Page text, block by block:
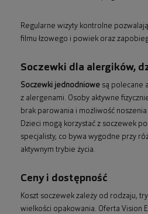
Regularne wizyty kontrolne
filmu łzowego i powiek oraz
Soczewki dla alergików,
Soczewki jednodniowe są polecane
z alergenami. Osoby aktywne
brak parowania i możliwość
Dzieci mogą korzystać z soczewek
specjalisty, co bywa wygodne przy
aktywnym trybie życia.
Ceny i dostępność
Koszt soczewek zależy od rodzaju,
wielkości opakowania. Oferta Vision